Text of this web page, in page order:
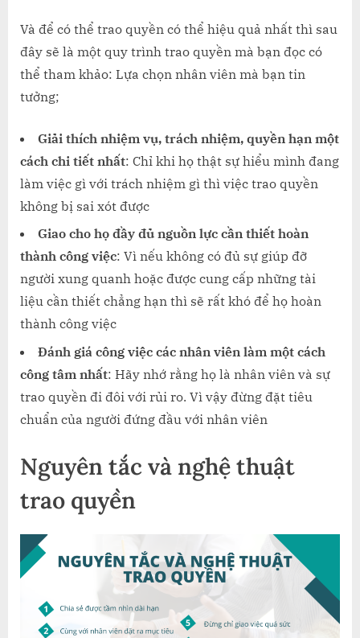
Và để có thể trao quyền có thể hiệu quả nhất thì sau
đây sẽ là một quy trình trao quyền mà bạn đọc có
thể tham khảo: Lựa chọn nhân viên mà bạn tin
tưởng;
Giải thích nhiệm vụ, trách nhiệm, quyền hạn một
cách chi tiết nhất: Chỉ khi họ thật sự hiểu mình đang
làm việc gì với trách nhiệm gì thì việc trao quyền
không bị sai xót được
Giao cho họ đầy đủ nguồn lực cần thiết hoàn
thành công việc: Vì nếu không có đủ sự giúp đỡ
người xung quanh hoặc được cung cấp những tài
liệu cần thiết chẳng hạn thì sẽ rất khó để họ hoàn
thành công việc
Đánh giá công việc các nhân viên làm một cách
công tâm nhất: Hãy nhớ rằng họ là nhân viên và sự
trao quyền đi đôi với rủi ro. Vì vậy đừng đặt tiêu
chuẩn của người đứng đầu với nhân viên
Nguyên tắc và nghệ thuật
trao quyền